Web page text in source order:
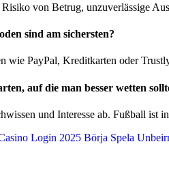
von Betrug, unzuverlässige
sind am sichersten?
wie PayPal, Kreditkarten oder
auf die man besser wetten
und Interesse ab. Fußball ist
Login 2025 Börja Spela